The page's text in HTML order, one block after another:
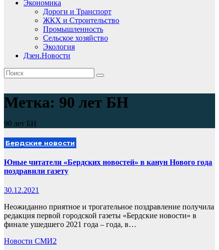
Экономика
Дороги и Транспорт
ЖКХ и Строительство
Промышленность
Сельское хозяйство
Экология
Дзен.Новости
Метка: 90 лет БН
90 лет БН
Бердские новости
Юные читатели «Бердских новостей» в канун Нового года
поздравили газету
30.12.2021
Неожиданно приятное и трогательное поздравление получила
редакция первой городской газеты «Бердские новости» в
финале ушедшего 2021 года – года, в…
Новости СМИ2